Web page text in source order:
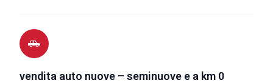
vendita auto nuove – seminuove e a km 0